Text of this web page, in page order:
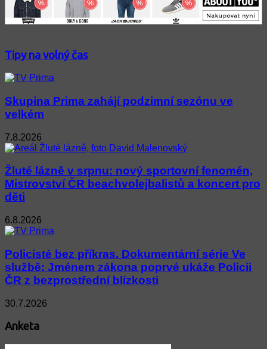
Tipy na volný čas
Skupina Prima zahájí podzimní sezónu ve
velkém
7.8.2026
Žluté lázně v srpnu: nový sportovní fenomén,
Mistrovství ČR beachvolejbalistů a koncert pro
děti
6.8.2026
Policisté bez příkras. Dokumentární série Ve
službě: Jménem zákona poprvé ukáže Policii
ČR z bezprostřední blízkosti
30.7.2026
Anketa